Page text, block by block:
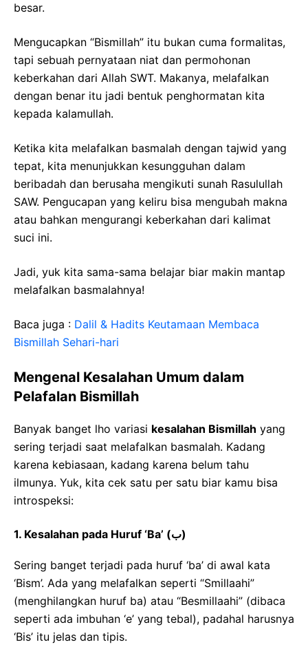
besar.
Mengucapkan “Bismillah” itu bukan cuma formalitas,
tapi sebuah pernyataan niat dan permohonan
keberkahan dari Allah SWT. Makanya, melafalkan
dengan benar itu jadi bentuk penghormatan kita
kepada kalamullah.
Ketika kita melafalkan basmalah dengan tajwid yang
tepat, kita menunjukkan kesungguhan dalam
beribadah dan berusaha mengikuti sunah Rasulullah
SAW. Pengucapan yang keliru bisa mengubah makna
atau bahkan mengurangi keberkahan dari kalimat
suci ini.
Jadi, yuk kita sama-sama belajar biar makin mantap
melafalkan basmalahnya!
Baca juga : Dalil & Hadits Keutamaan Membaca
Bismillah Sehari-hari
Mengenal Kesalahan Umum dalam
Pelafalan Bismillah
Banyak banget lho variasi kesalahan Bismillah yang
sering terjadi saat melafalkan basmalah. Kadang
karena kebiasaan, kadang karena belum tahu
ilmunya. Yuk, kita cek satu per satu biar kamu bisa
introspeksi:
1. Kesalahan pada Huruf ‘Ba’ (ب)
Sering banget terjadi pada huruf ‘ba’ di awal kata
‘Bism’. Ada yang melafalkan seperti “Smillaahi”
(menghilangkan huruf ba) atau “Besmillaahi” (dibaca
seperti ada imbuhan ‘e’ yang tebal), padahal harusnya
‘Bis’ itu jelas dan tipis.